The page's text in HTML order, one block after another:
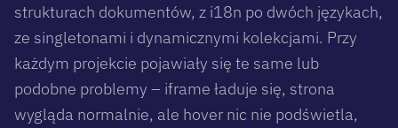
strukturach dokumentów, z i18n po dwóch językach,
ze singletonami i dynamicznymi kolekcjami. Przy
każdym projekcie pojawiały się te same lub
podobne problemy – iframe ładuje się, strona
wygląda normalnie, ale hover nic nie podświetla,